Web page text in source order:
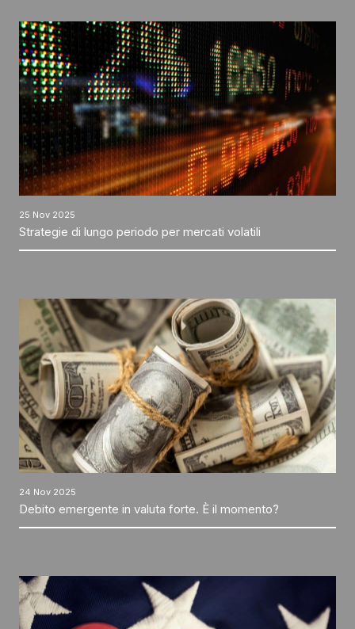
25 Nov 2025
Strategie di lungo periodo per mercati volatili
24 Nov 2025
Debito emergente in valuta forte. È il momento?